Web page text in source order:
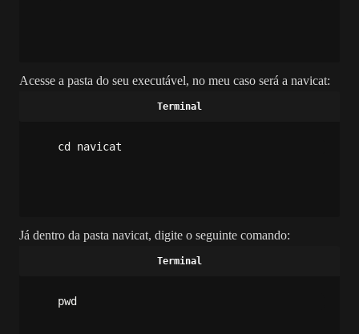
Acesse a pasta do seu executável, no meu caso será a navicat:
cd navicat
Já dentro da pasta navicat, digite o seguinte comando:
pwd